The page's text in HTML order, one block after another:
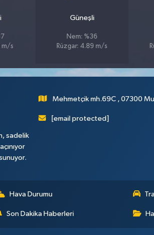
m/s
Güneşli
Nem: %36
Rüzgar: 4.89 m/s
sadelik
Mehmetçik mh.69C , 07300
[email protected]
Hava Durumu
Son Dakika Haberleri